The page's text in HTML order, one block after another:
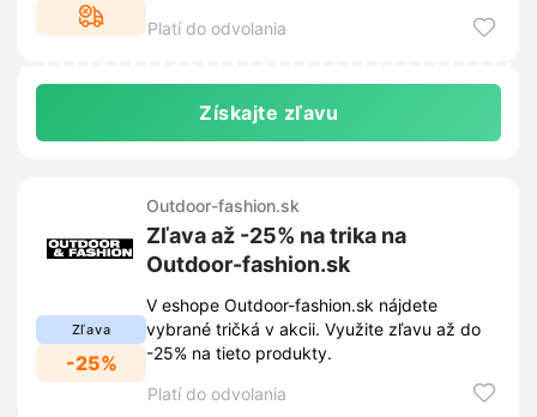
Platí do odvolania
Získajte zľavu
Zľava
-25%
Outdoor-fashion.sk
Zľava až -25% na trika na
Outdoor-fashion.sk
V eshope Outdoor-fashion.sk nájdete
vybrané tričká v akcii. Využite zľavu až do
-25% na tieto produkty.
Platí do odvolania